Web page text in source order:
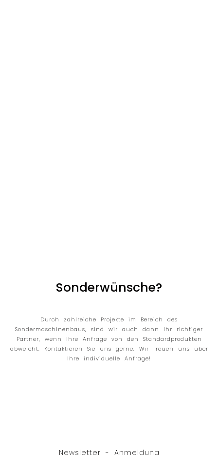
Sonderwünsche?
Durch zahlreiche Projekte im Bereich des
Sondermaschinenbaus, sind wir auch dann Ihr richtiger
Partner, wenn Ihre Anfrage von den Standardprodukten
abweicht. Kontaktieren Sie uns gerne. Wir freuen uns über
Ihre individuelle Anfrage!
Newsletter - Anmeldung